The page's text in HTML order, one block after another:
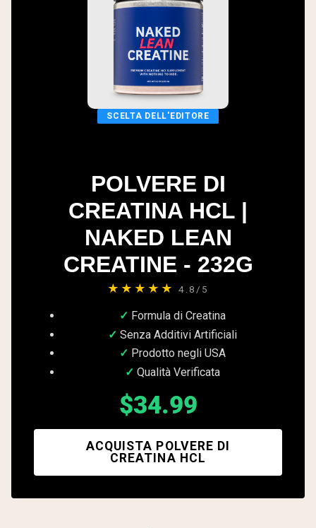
SCELTA DELL'EDITORE
POLVERE DI
CREATINA HCL |
NAKED LEAN
CREATINE - 232G
★★★★★ 4.8/5
Formula di Creatina
Senza Additivi Artificiali
Prodotto negli USA
Qualità Verificata
$34.99
ACQUISTA POLVERE DI
CREATINA HCL